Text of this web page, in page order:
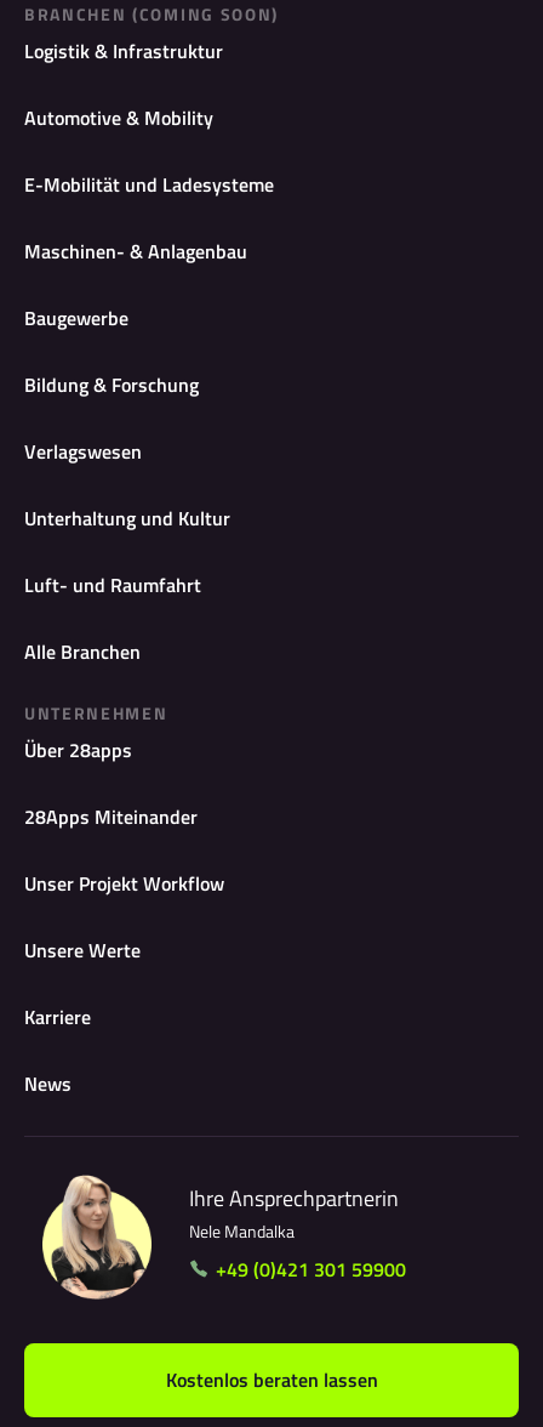
BRANCHEN (COMING SOON)
Logistik & Infrastruktur
Automotive & Mobility
E-Mobilität und Ladesysteme
Maschinen- & Anlagenbau
Baugewerbe
Bildung & Forschung
Verlagswesen
Unterhaltung und Kultur
Luft- und Raumfahrt
Alle Branchen
UNTERNEHMEN
Über 28apps
28Apps Miteinander
Unser Projekt Workflow
Unsere Werte
Karriere
News
Ihre Ansprechpartnerin
Nele Mandalka
+49 (0)421 301 59900
Kostenlos beraten lassen